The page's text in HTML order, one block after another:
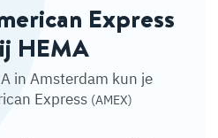
Express
HEMA
in Amsterdam kun je
Express (AMEX)